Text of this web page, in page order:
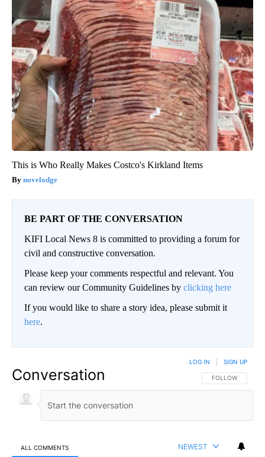
This is Who Really Makes Costco's Kirkland Items
novelodge
BE PART OF THE CONVERSATION
KIFI Local News 8 is committed to providing a forum for
civil and constructive conversation.
Please keep your comments respectful and relevant. You
can review our Community Guidelines by clicking here
If you would like to share a story idea, please submit it
here.
Conversation FOLLOW THIS
FOLLOW
LOG IN SIGN UP
ALL COMMENTS NEWEST